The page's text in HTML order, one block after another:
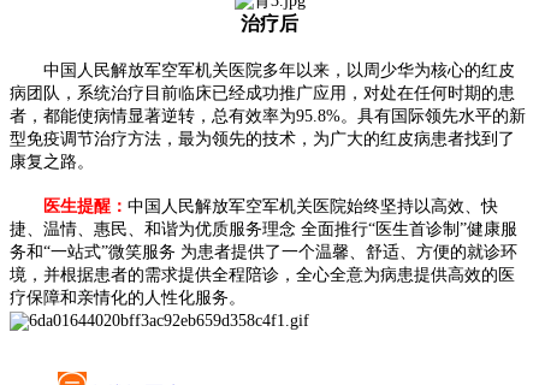
治疗后
中国人民解放军空军机关医院多年以来，以周少华为核心的红皮
病团队，系统治疗目前临床已经成功推广应用，对处在任何时期的患
者，都能使病情显著逆转，总有效率为95.8%。具有国际领先水平的新
型免疫调节治疗方法，最为领先的技术，为广大的红皮病患者找到了
康复之路。
医生提醒： 中国人民解放军空军机关医院始终坚持以高效、快
捷、温情、惠民、和谐为优质服务理念 全面推行“医生首诊制”健康服
务和“一站式”微笑服务 为患者提供了一个温馨、舒适、方便的就诊环
境，并根据患者的需求提供全程陪诊，全心全意为病患提供高效的医
疗保障和亲情化的人性化服务。